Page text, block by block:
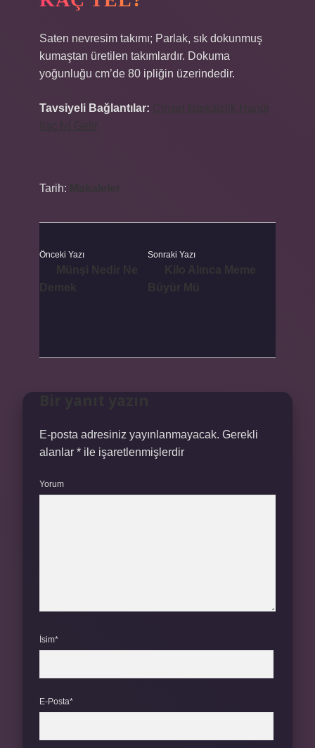
Saten nevresim takımı; Parlak, sık dokunmuş
kumaştan üretilen takımlardır. Dokuma
yoğunluğu cm’de 80 ipliğin üzerindedir.
Tavsiyeli Bağlantılar:
Tarih:
Önceki Yazı Sonraki Yazı
E-posta adresiniz yayınlanmayacak. Gerekli
alanlar * ile işaretlenmişlerdir
Yorum
İsim*
E-Posta*